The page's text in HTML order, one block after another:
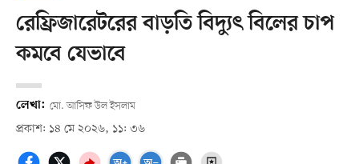
রেফ্রিজারেটরের বাড়তি বিদ্যুৎ বিলের চাপ
কমবে যেভাবে
লেখা: মো. আসিফ উল ইসলাম
প্রকাশ: ১৪ মে ২০২৬, ১১: ৩৬